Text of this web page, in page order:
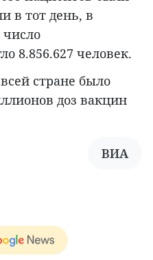
в тот день, в
число
8.856.627 человек.
стране было
доз вакцин
ВИА